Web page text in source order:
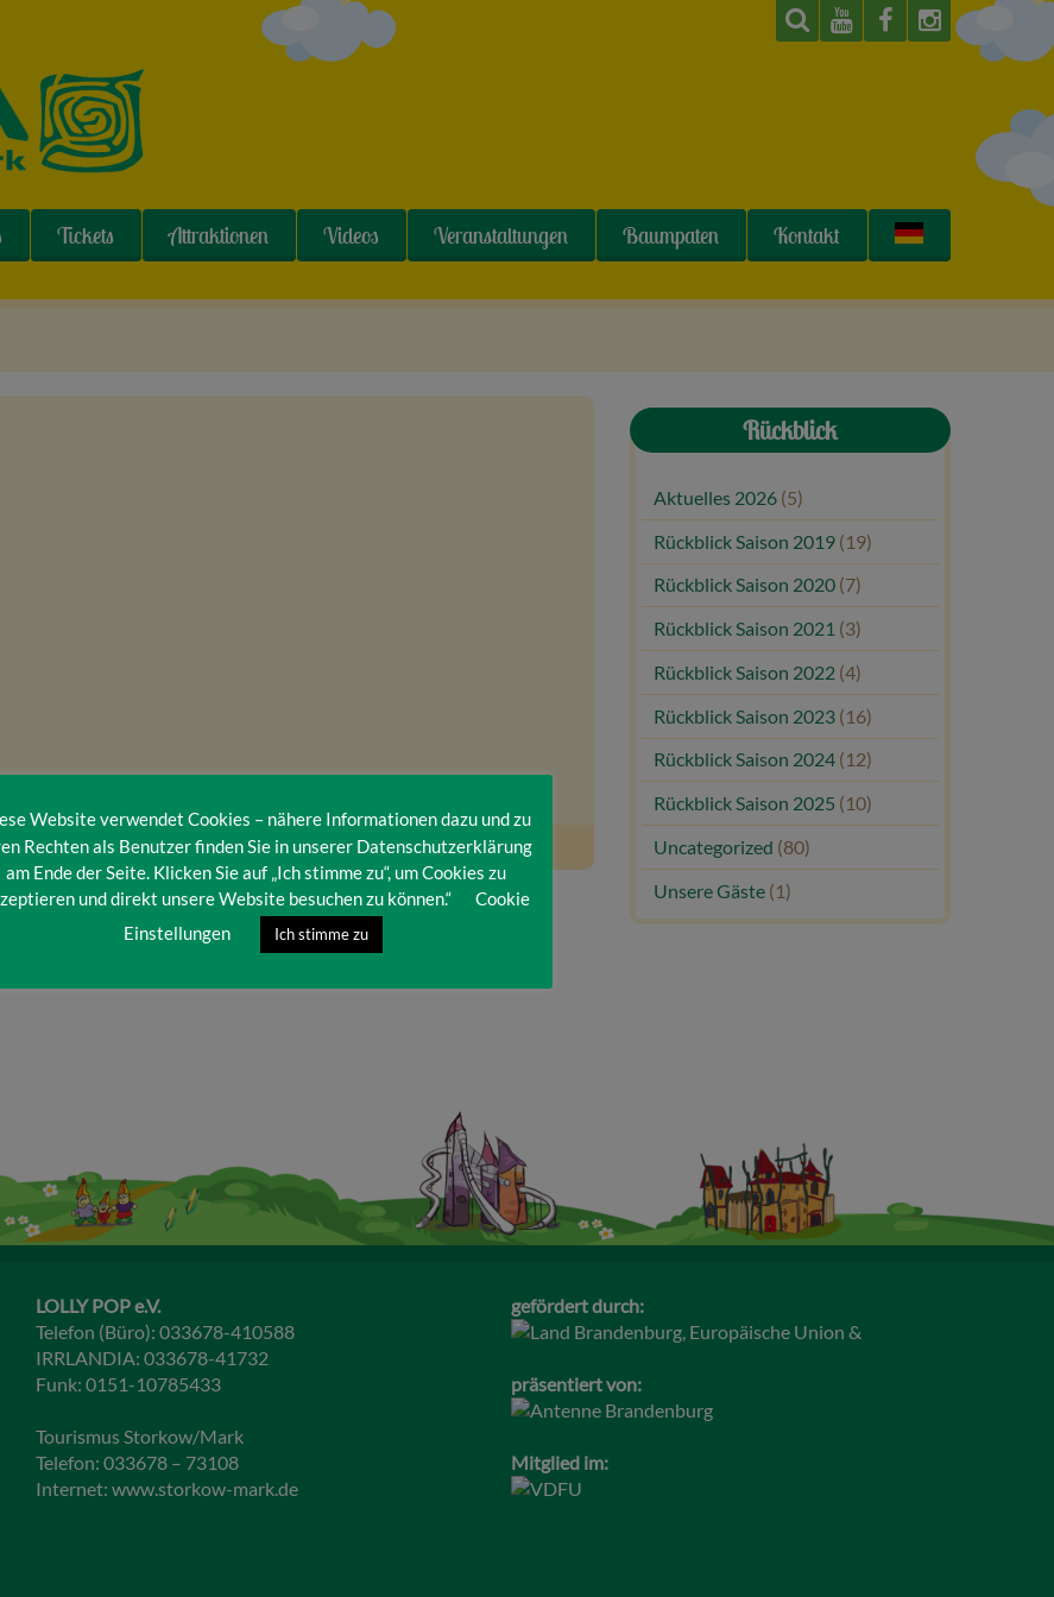
Tickets Attraktionen Videos Veranstaltungen Baumpaten Kontakt
Rückblick
Aktuelles 2026 (5)
Rückblick Saison 2019 (19)
Rückblick Saison 2020 (7)
Rückblick Saison 2021 (3)
Rückblick Saison 2022 (4)
Rückblick Saison 2023 (16)
Rückblick Saison 2024 (12)
Rückblick Saison 2025 (10)
Uncategorized (80)
Unsere Gäste (1)
LOLLY POP e.V.
Telefon (Büro): 033678-410588
IRRLANDIA: 033678-41732
Funk: 0151-10785433
Tourismus Storkow/Mark
Telefon: 033678 – 73108
Internet: www.storkow-mark.de
gefördert durch:
präsentiert von:
Mitglied im:
Website verwendet Cookies – nähere Informationen dazu und zu
Rechten als Benutzer finden Sie in unserer Datenschutzerklärung
am Ende der Seite. Klicken Sie auf „Ich stimme zu“, um Cookies zu
und direkt unsere Website besuchen zu können.“
Cookie
Einstellungen
Ich stimme zu